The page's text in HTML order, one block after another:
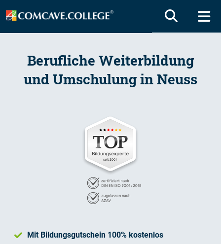
Berufliche Weiterbildung
und Umschulung in Neuss
Mit Bildungsgutschein 100% kostenlos